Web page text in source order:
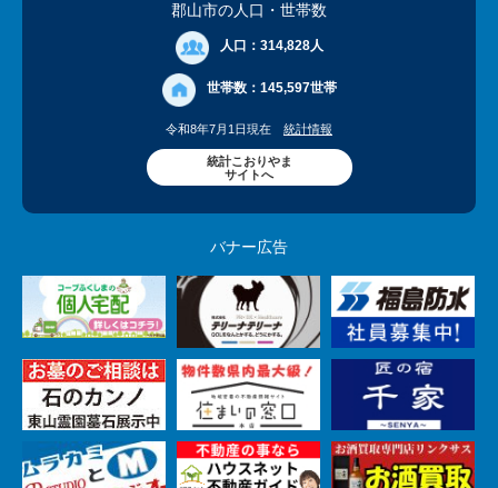
郡山市の人口 ・世帯数
人口： 314,828人
世帯数： 145,597世帯
令和8年7月1日現在 統計情報
統計こおりやま
サイトへ
バナー広告